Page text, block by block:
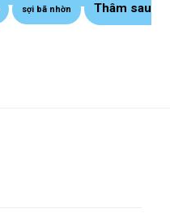
sợi bã nhờn
Thâm sau